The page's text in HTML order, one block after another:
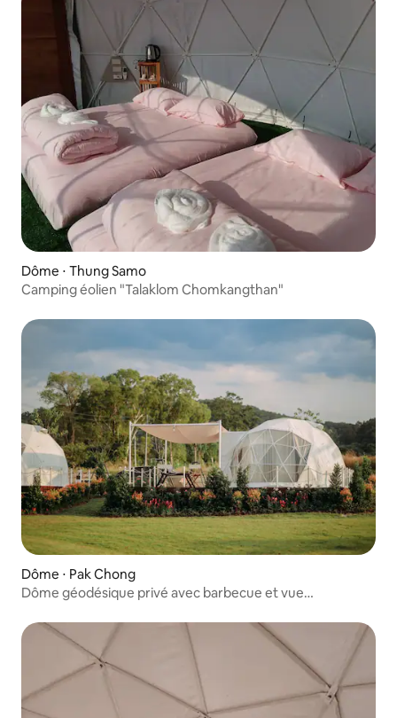
Dôme ⋅ Thung Samo
Camping éolien "Talaklom Chomkangthan"
Dôme ⋅ Pak Chong
Dôme géodésique privé avec barbecue et vue